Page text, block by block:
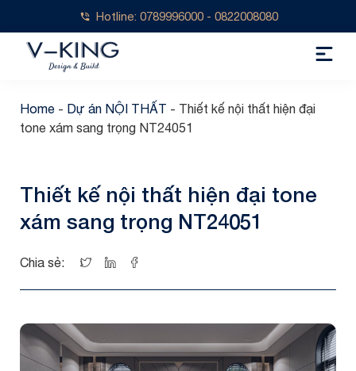
Hotline: 0789996000 - 0822008080
Home - Dự án NỘI THẤT - Thiết kế nội thất hiện đại
tone xám sang trọng NT24051
Thiết kế nội thất hiện đại tone
xám sang trọng NT24051
Chia sẻ: